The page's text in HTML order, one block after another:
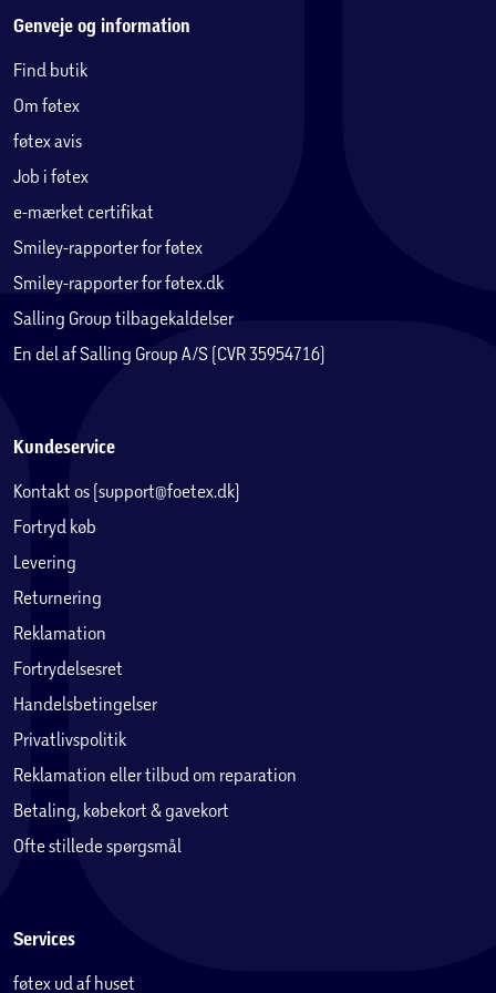
Polyrattan
Polyrattan er et robust plastbaseret materiale, der kan
flettes til møbler, præcis som naturlig rattan.
Fordelen ved polyrattan er at det ikke rådner, hvilket gør
minimal vedligeholdelse.
Materialet er vejrbestandigt, solid og har lang levetid, da
det er mug- og fugtafvisende, dog anbefales det, at alle
sæsonen.
Genveje og information
Find butik
Om føtex
føtex avis
Job i føtex
e-mærket certifikat
Smiley-rapporter for føtex
Smiley-rapporter for føtex.dk
Salling Group tilbagekaldelser
En del af Salling Group A/S (CVR 35954716)
Kundeservice
Kontakt os (support@foetex.dk)
Fortryd køb
Levering
Returnering
Reklamation
Fortrydelsesret
Handelsbetingelser
Privatlivspolitik
Reklamation eller tilbud om reparation
Betaling, købekort & gavekort
Ofte stillede spørgsmål
Services
føtex ud af huset